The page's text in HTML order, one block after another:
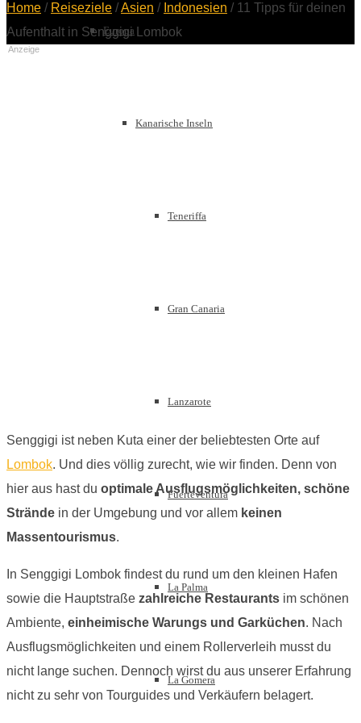
Europa
Kanarische Inseln
Teneriffa
Gran Canaria
Lanzarote
Fuerteventura
La Palma
La Gomera
Home / Reiseziele /Asien / Indonesien / 11 Tipps für deinen
Aufenthalt in Senggigi Lombok
Anzeige
Senggigi ist neben Kuta einer der beliebtesten Orte auf
Lombok. Und dies völlig zurecht, wie wir finden. Denn von
hier aus hast du optimale Ausflugsmöglichkeiten, schöne
Strände in der Umgebung und vor allem keinen
Massentourismus.
In Senggigi Lombok findest du rund um den kleinen Hafen
sowie die Hauptstraße zahlreiche Restaurants im schönen
Ambiente, einheimische Warungs und Garküchen. Nach
Ausflugsmöglichkeiten und einem Rollerverleih musst du
nicht lange suchen. Dennoch wirst du aus unserer Erfahrung
nicht zu sehr von Tourguides und Verkäufern belagert.